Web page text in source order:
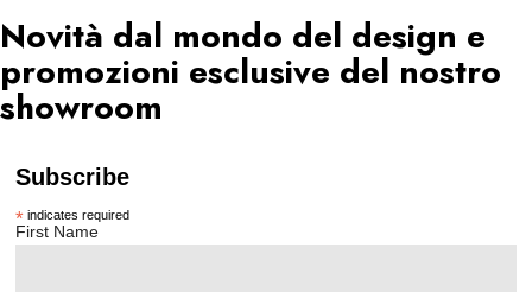
Novità dal mondo del design e
promozioni esclusive del nostro
showroom
Subscribe
* indicates required
First Name